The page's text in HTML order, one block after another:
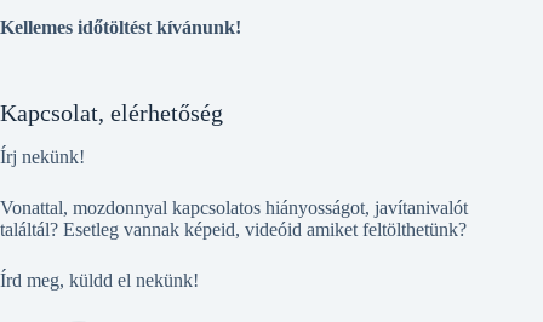
Kellemes időtöltést kívánunk!
Kapcsolat, elérhetőség
Írj nekünk!
Vonattal, mozdonnyal kapcsolatos hiányosságot, javítanivalót
találtál? Esetleg vannak képeid, videóid amiket feltölthetünk?
Írd meg, küldd el nekünk!